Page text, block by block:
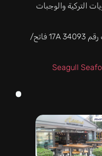
التركية والوجبات
جانكورتاران، شارع أكبييك رقم 17A 34093 فاتح/
Seagull